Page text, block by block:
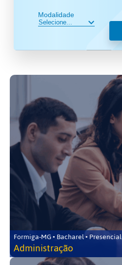
Modalidade
Formiga-MG • Bacharel • Presencial
Administração